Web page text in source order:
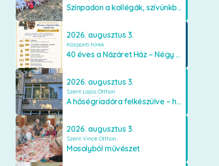
Színpadon a kollégák, szívünkben a lakók
2026. augusztus 3.
Központi hírek
40 éves a Názáret Ház – Négy évtized szeretetben és gondoskodásban
2026. augusztus 3.
Szent Lajos Otthon
A hőségriadóra felkészülve – hűsítő fejlesztések a Szent Lajos Otthonban
2026. augusztus 3.
Szent Vince Otthon
Mosolyból művészet